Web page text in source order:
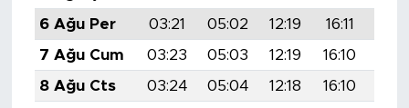
6 Ağu Per
03:21 05:02 12:19 16:11
7 Ağu Cum
03:23 05:03 12:19 16:10
8 Ağu Cts
03:24 05:04 12:18 16:10